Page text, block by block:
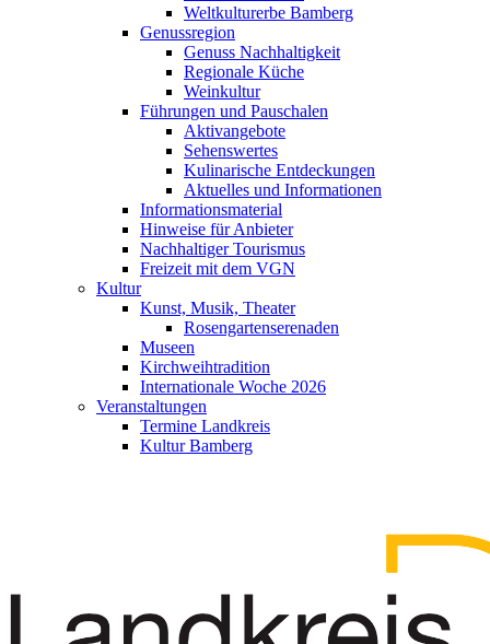
Weltkulturerbe Bamberg
Genussregion
Genuss Nachhaltigkeit
Regionale Küche
Weinkultur
Führungen und Pauschalen
Aktivangebote
Sehenswertes
Kulinarische Entdeckungen
Aktuelles und Informationen
Informationsmaterial
Hinweise für Anbieter
Nachhaltiger Tourismus
Freizeit mit dem VGN
Kultur
Kunst, Musik, Theater
Rosengartenserenaden
Museen
Kirchweihtradition
Internationale Woche 2026
Veranstaltungen
Termine Landkreis
Kultur Bamberg